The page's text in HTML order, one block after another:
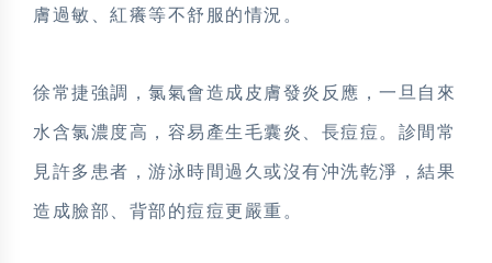
膚過敏、紅癢等不舒服的情況。
徐常捷強調，氯氣會造成皮膚發炎反應，一旦自來
水含氯濃度高，容易產生毛囊炎、長痘痘。診間常
見許多患者，游泳時間過久或沒有沖洗乾淨，結果
造成臉部、背部的痘痘更嚴重。